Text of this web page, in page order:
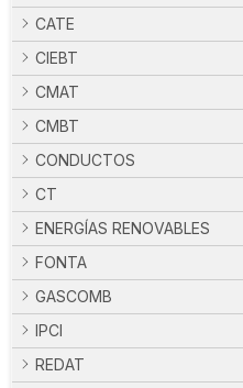
CATE
CIEBT
CMAT
CMBT
CONDUCTOS
CT
ENERGÍAS RENOVABLES
FONTA
GASCOMB
IPCI
REDAT